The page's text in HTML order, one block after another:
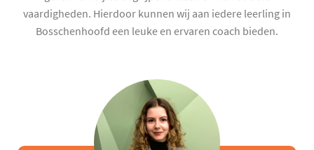
vaardigheden. Hierdoor kunnen wij aan iedere leerling in
Bosschenhoofd een leuke en ervaren coach bieden.